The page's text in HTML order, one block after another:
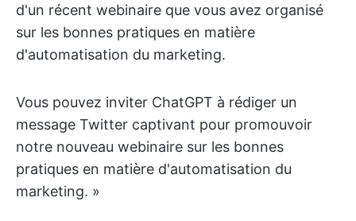
d'un récent webinaire que vous avez organisé
sur les bonnes pratiques en matière
d'automatisation du marketing.
Vous pouvez inviter ChatGPT à rédiger un
message Twitter captivant pour promouvoir
notre nouveau webinaire sur les bonnes
pratiques en matière d'automatisation du
marketing. »